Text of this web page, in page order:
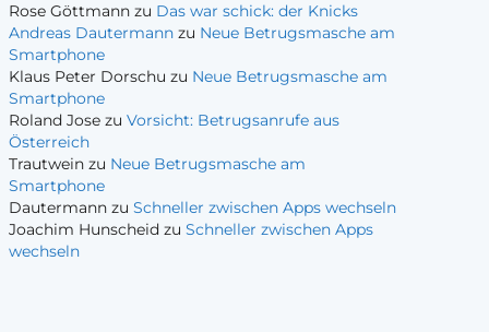
Rose Göttmann zu Das war schick: der Knicks
Andreas Dautermann zu Neue Betrugsmasche am
Smartphone
Klaus Peter Dorschu zu Neue Betrugsmasche am
Smartphone
Roland Jose zuVorsicht: Betrugsanrufe aus
Österreich
Trautwein zu Neue Betrugsmasche am
Smartphone
Dautermann zuSchneller zwischen Apps wechseln
Joachim Hunscheid zuSchneller zwischen Apps
wechseln